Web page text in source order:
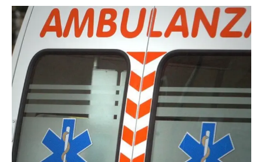
LAVORO
BANDI
SPORT IN SARDEGNA
SPORT
RISULTATI E CLASSIFICHE
CALCIO
CALCIO REGIONALE
BASKET